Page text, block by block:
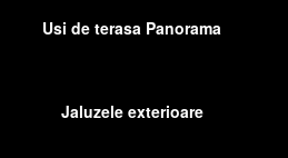
Usi de terasa Panorama
Jaluzele exterioare